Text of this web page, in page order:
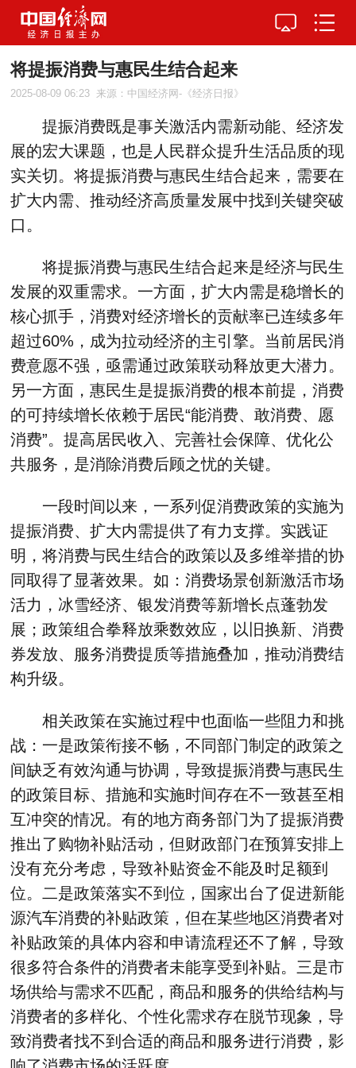
将提振消费与惠民生结合起来
2025-08-09 06:23 来源：中国经济网-《经济日报》
提振消费既是事关激活内需新动能、经济发
展的宏大课题，也是人民群众提升生活品质的现
实关切。将提振消费与惠民生结合起来，需要在
扩大内需、推动经济高质量发展中找到关键突破
口。
将提振消费与惠民生结合起来是经济与民生
发展的双重需求。一方面，扩大内需是稳增长的
核心抓手，消费对经济增长的贡献率已连续多年
超过60%，成为拉动经济的主引擎。当前居民消
费意愿不强，亟需通过政策联动释放更大潜力。
另一方面，惠民生是提振消费的根本前提，消费
的可持续增长依赖于居民“能消费、敢消费、愿
消费”。提高居民收入、完善社会保障、优化公
共服务，是消除消费后顾之忧的关键。
一段时间以来，一系列促消费政策的实施为
提振消费、扩大内需提供了有力支撑。实践证
明，将消费与民生结合的政策以及多维举措的协
同取得了显著效果。如：消费场景创新激活市场
活力，冰雪经济、银发消费等新增长点蓬勃发
展；政策组合拳释放乘数效应，以旧换新、消费
券发放、服务消费提质等措施叠加，推动消费结
构升级。
相关政策在实施过程中也面临一些阻力和挑
战：一是政策衔接不畅，不同部门制定的政策之
间缺乏有效沟通与协调，导致提振消费与惠民生
的政策目标、措施和实施时间存在不一致甚至相
互冲突的情况。有的地方商务部门为了提振消费
推出了购物补贴活动，但财政部门在预算安排上
没有充分考虑，导致补贴资金不能及时足额到
位。二是政策落实不到位，国家出台了促进新能
源汽车消费的补贴政策，但在某些地区消费者对
补贴政策的具体内容和申请流程还不了解，导致
很多符合条件的消费者未能享受到补贴。三是市
场供给与需求不匹配，商品和服务的供给结构与
消费者的多样化、个性化需求存在脱节现象，导
致消费者找不到合适的商品和服务进行消费，影